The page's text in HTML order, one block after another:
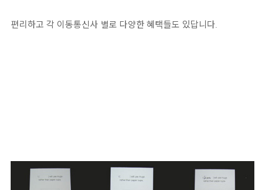
편리하고 각 이동통신사 별로 다양한 혜택들도 있답니다.